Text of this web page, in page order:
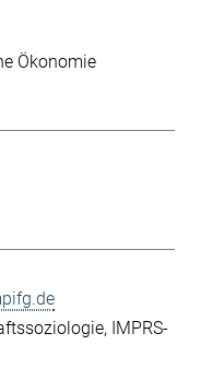
Ökonomie
IMPRS-